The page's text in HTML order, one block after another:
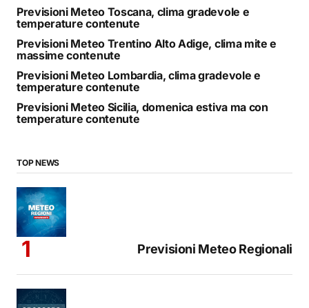
Previsioni Meteo Toscana, clima gradevole e
temperature contenute
Previsioni Meteo Trentino Alto Adige, clima mite e
massime contenute
Previsioni Meteo Lombardia, clima gradevole e
temperature contenute
Previsioni Meteo Sicilia, domenica estiva ma con
temperature contenute
TOP NEWS
Previsioni Meteo Regionali